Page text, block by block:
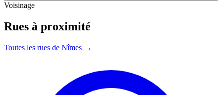
Voisinage
Rues à proximité
Toutes les rues de Nîmes →